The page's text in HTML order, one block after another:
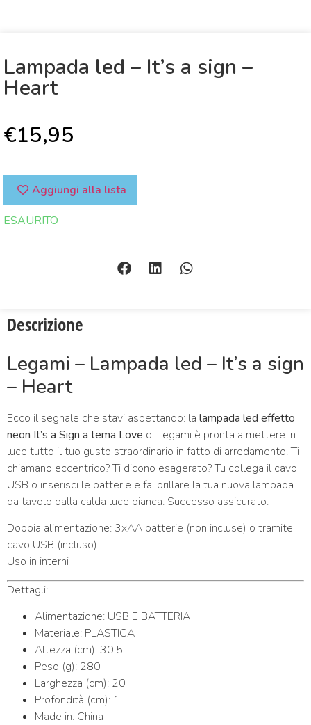
Lampada led – It’s a sign –
Heart
€15,95
Aggiungi alla lista
ESAURITO
Descrizione
Legami – Lampada led – It’s a sign
– Heart
Ecco il segnale che stavi aspettando: la lampada led effetto
neon It’s a Sign a tema Love di Legami è pronta a mettere in
luce tutto il tuo gusto straordinario in fatto di arredamento. Ti
chiamano eccentrico? Ti dicono esagerato? Tu collega il cavo
USB o inserisci le batterie e fai brillare la tua nuova lampada
da tavolo dalla calda luce bianca. Successo assicurato.
Doppia alimentazione: 3xAA batterie (non incluse) o tramite
cavo USB (incluso)
Uso in interni
Dettagli:
Alimentazione: USB E BATTERIA
Materiale: PLASTICA
Altezza (cm): 30.5
Peso (g): 280
Larghezza (cm): 20
Profondità (cm): 1
Made in: China